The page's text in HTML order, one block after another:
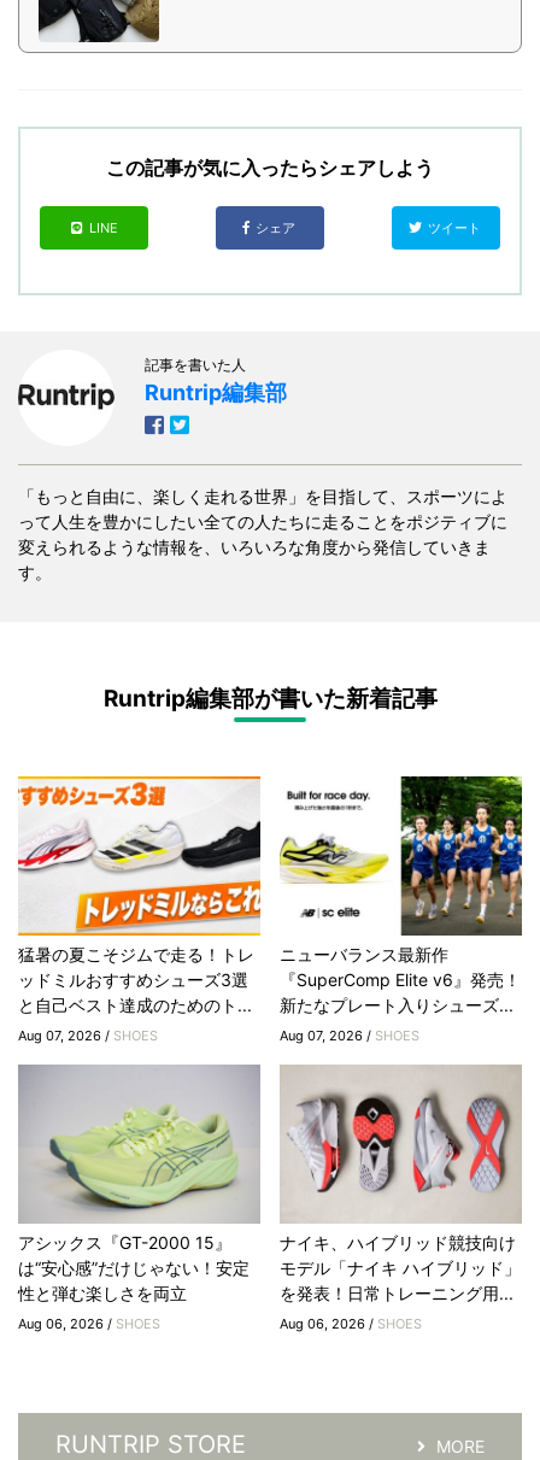
この記事が気に入ったらシェアしよう
LINE シェア ツイート
記事を書いた人
Runtrip編集部
「もっと自由に、楽しく走れる世界」を目指して、スポーツによ
って人生を豊かにしたい全ての人たちに走ることをポジティブに
変えられるような情報を、いろいろな角度から発信していきま
す。
Runtrip編集部が書いた新着記事
猛暑の夏こそジムで走る！トレ
ッドミルおすすめシューズ3選
と自己ベスト達成のためのト...
Aug 07, 2026 / SHOES
ニューバランス最新作
『SuperComp Elite v6』発売！
新たなプレート入りシューズ...
Aug 07, 2026 / SHOES
アシックス『GT-2000 15』
は“安心感”だけじゃない！安定
性と弾む楽しさを両立
Aug 06, 2026 / SHOES
ナイキ、ハイブリッド競技向け
モデル「ナイキ ハイブリッド」
を発表！日常トレーニング用...
Aug 06, 2026 / SHOES
RUNTRIP STORE MORE